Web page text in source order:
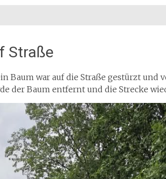
Straße
Baum war auf die Straße gestürzt und
der Baum entfernt und die Strecke